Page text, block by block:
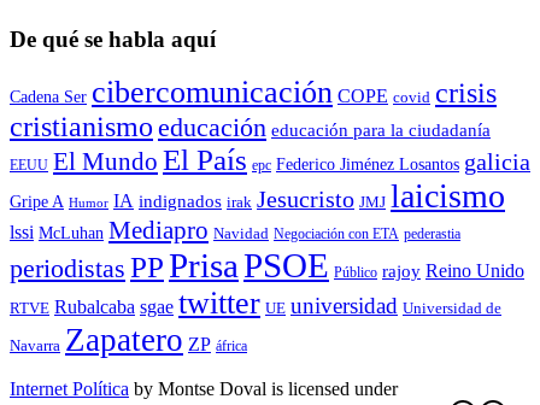
De qué se habla aquí
Cadena Ser cibercomunicación COPE covid crisis
cristianismo educación educación para la ciudadaní­a
EEUU El Mundo El País epc Federico Jiménez Losantos galicia
Gripe A Humor IA indignados irak Jesucristo JMJ laicismo
lssi McLuhan Mediapro Navidad Negociación con ETA pederastia
periodistas PPPrisaPSOE Público rajoy Reino Unido
RTVE Rubalcaba sgae twitter UE universidad Universidad de
Navarra Zapatero ZP áfrica
Internet Política by Montse Doval is licensed under